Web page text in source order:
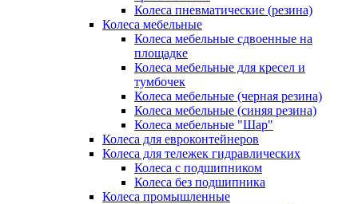
Колеса пневматические (резина)
Колеса мебельные
Колеса мебельные сдвоенные на
площадке
Колеса мебельные для кресел и
тумбочек
Колеса мебельные (черная резина)
Колеса мебельные (синяя резина)
Колеса мебельные "Шар"
Колеса для евроконтейнеров
Колеса для тележек гидравлических
Колеса с подшипником
Колеса без подшипника
Колеса промышленные